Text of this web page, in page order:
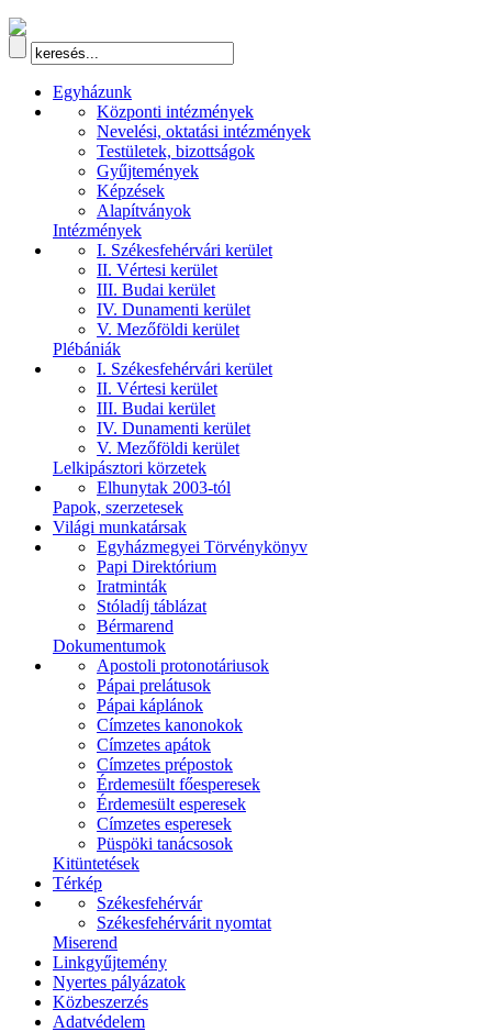
Egyházunk
Központi intézmények
Nevelési, oktatási intézmények
Testületek, bizottságok
Gyűjtemények
Képzések
Alapítványok
Intézmények
I. Székesfehérvári kerület
II. Vértesi kerület
III. Budai kerület
IV. Dunamenti kerület
V. Mezőföldi kerület
Plébániák
I. Székesfehérvári kerület
II. Vértesi kerület
III. Budai kerület
IV. Dunamenti kerület
V. Mezőföldi kerület
Lelkipásztori körzetek
Elhunytak 2003-tól
Papok, szerzetesek
Világi munkatársak
Egyházmegyei Törvénykönyv
Papi Direktórium
Iratminták
Stóladíj táblázat
Bérmarend
Dokumentumok
Apostoli protonotáriusok
Pápai prelátusok
Pápai káplánok
Címzetes kanonokok
Címzetes apátok
Címzetes prépostok
Érdemesült főesperesek
Érdemesült esperesek
Címzetes esperesek
Püspöki tanácsosok
Kitüntetések
Térkép
Székesfehérvár
Székesfehérvárit nyomtat
Miserend
Linkgyűjtemény
Nyertes pályázatok
Közbeszerzés
Adatvédelem